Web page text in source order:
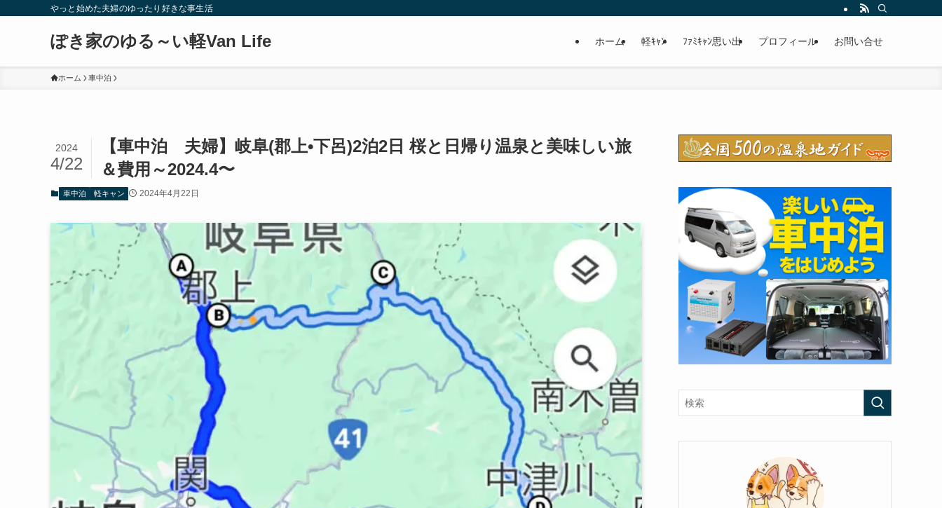
やっと始めた夫婦のゆったり好きな事生活
ぽき家のゆる～い軽Van Life ホーム 軽ｷｬﾝ ﾌｧﾐｷｬﾝ思い出 プロフィール お問い合せ
ホーム 車中泊
【車中泊 夫婦】岐阜(郡上•下呂)2泊2日 桜と日帰り温泉と美味しい旅
＆費用～2024.4〜
2024
4/22
車中泊 軽キャン 2024年4月22日